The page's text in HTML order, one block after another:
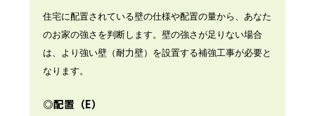
住宅に配置されている壁の仕様や配置の量から、あなた
のお家の強さを判断します。壁の強さが足りない場合
は、より強い壁（耐力壁）を設置する補強工事が必要と
なります。
◎配置（E）